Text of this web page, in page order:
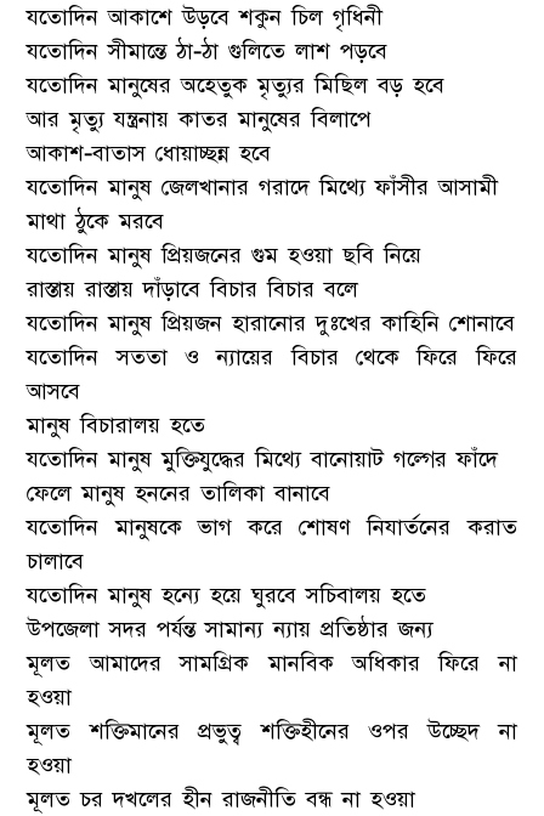
যতোদিন আকাশে উড়বে শকুন চিল গৃধিনী
যতোদিন সীমান্তে ঠা-ঠা গুলিতে লাশ পড়বে
যতোদিন মানুষের অহেতুক মৃত্যুর মিছিল বড় হবে
আর মৃত্যু যন্ত্রনায় কাতর মানুষের বিলাপে
আকাশ-বাতাস ধোয়াচ্ছন্ন হবে
যতোদিন মানুষ জেলখানার গরাদে মিথ্যে ফাঁসীর আসামী
মাথা ঠুকে মরবে
যতোদিন মানুষ প্রিয়জনের গুম হওয়া ছবি নিয়ে
রাস্তায় রাস্তায় দাঁড়াবে বিচার বিচার বলে
যতোদিন মানুষ প্রিয়জন হারানোর দুঃখের কাহিনি শোনাবে
যতোদিন সততা ও ন্যায়ের বিচার থেকে ফিরে ফিরে
আসবে
মানুষ বিচারালয় হতে
যতোদিন মানুষ মুক্তিযুদ্ধের মিথ্যে বানোয়াট গল্গের ফাঁদে
ফেলে মানুষ হননের তালিকা বানাবে
যতোদিন মানুষকে ভাগ করে শোষণ নিযার্তনের করাত
চালাবে
যতোদিন মানুষ হন্যে হয়ে ঘুরবে সচিবালয় হতে
উপজেলা সদর পর্যন্ত সামান্য ন্যায় প্রতিষ্ঠার জন্য
মূলত আমাদের সামগ্রিক মানবিক অধিকার ফিরে না
হওয়া
মূলত শক্তিমানের প্রভুত্ব শক্তিহীনের ওপর উচ্ছেদ না
হওয়া
মূলত চর দখলের হীন রাজনীতি বন্ধ না হওয়া